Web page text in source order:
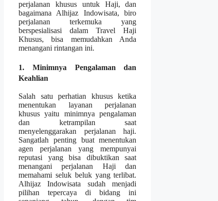
perjalanan khusus untuk Haji, dan
bagaimana Alhijaz Indowisata, biro
perjalanan terkemuka yang
berspesialisasi dalam Travel Haji
Khusus, bisa memudahkan Anda
menangani rintangan ini.
1. Minimnya Pengalaman dan
Keahlian
Salah satu perhatian khusus ketika
menentukan layanan perjalanan
khusus yaitu minimnya pengalaman
dan ketrampilan saat
menyelenggarakan perjalanan haji.
Sangatlah penting buat menentukan
agen perjalanan yang mempunyai
reputasi yang bisa dibuktikan saat
menangani perjalanan Haji dan
memahami seluk beluk yang terlibat.
Alhijaz Indowisata sudah menjadi
pilihan tepercaya di bidang ini